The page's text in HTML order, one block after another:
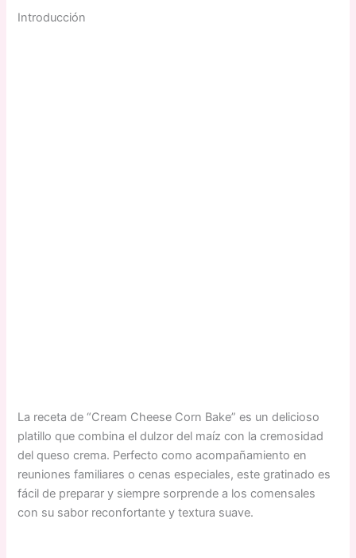
Introducción
La receta de “Cream Cheese Corn Bake” es un delicioso
platillo que combina el dulzor del maíz con la cremosidad
del queso crema. Perfecto como acompañamiento en
reuniones familiares o cenas especiales, este gratinado es
fácil de preparar y siempre sorprende a los comensales
con su sabor reconfortante y textura suave.